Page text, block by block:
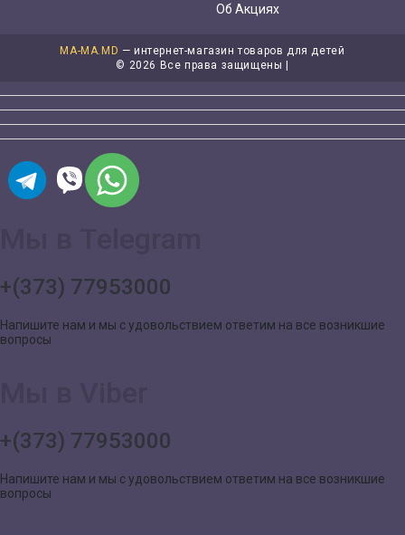
Об Акциях
MA-MA.MD — интернет-магазин товаров для детей
© 2026 Все права защищены |
+(373) 77953000
Напишите нам и мы с удовольствием ответим на все возникшие
вопросы
+(373) 77953000
Напишите нам и мы с удовольствием ответим на все возникшие
вопросы